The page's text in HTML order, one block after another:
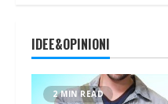
IDEE&OPINIONI
2 MIN READ